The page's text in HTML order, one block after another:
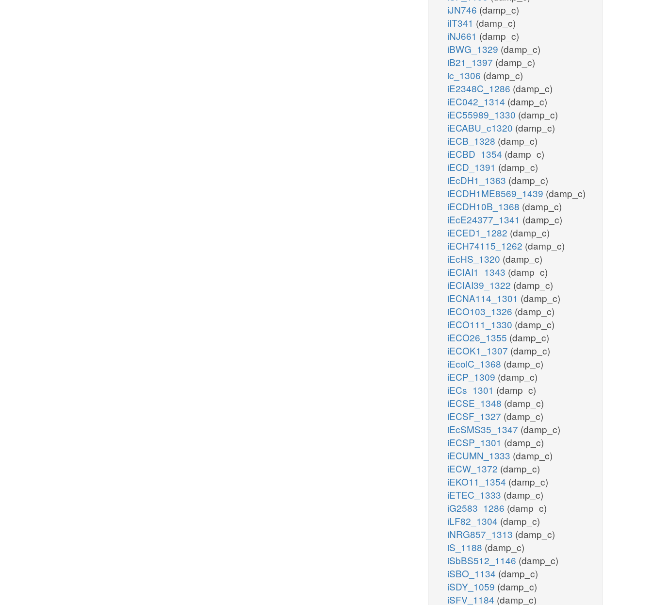
iJN746 (damp_c)
iIT341 (damp_c)
iNJ661 (damp_c)
iBWG_1329 (damp_c)
iB21_1397 (damp_c)
ic_1306 (damp_c)
iE2348C_1286 (damp_c)
iEC042_1314 (damp_c)
iEC55989_1330 (damp_c)
iECABU_c1320 (damp_c)
iECB_1328 (damp_c)
iECBD_1354 (damp_c)
iECD_1391 (damp_c)
iEcDH1_1363 (damp_c)
iECDH1ME8569_1439 (damp_c)
iECDH10B_1368 (damp_c)
iEcE24377_1341 (damp_c)
iECED1_1282 (damp_c)
iECH74115_1262 (damp_c)
iEcHS_1320 (damp_c)
iECIAI1_1343 (damp_c)
iECIAI39_1322 (damp_c)
iECNA114_1301 (damp_c)
iECO103_1326 (damp_c)
iECO111_1330 (damp_c)
iECO26_1355 (damp_c)
iECOK1_1307 (damp_c)
iEcolC_1368 (damp_c)
iECP_1309 (damp_c)
iECs_1301 (damp_c)
iECSE_1348 (damp_c)
iECSF_1327 (damp_c)
iEcSMS35_1347 (damp_c)
iECSP_1301 (damp_c)
iECUMN_1333 (damp_c)
iECW_1372 (damp_c)
iEKO11_1354 (damp_c)
iETEC_1333 (damp_c)
iG2583_1286 (damp_c)
iLF82_1304 (damp_c)
iNRG857_1313 (damp_c)
iS_1188 (damp_c)
iSbBS512_1146 (damp_c)
iSBO_1134 (damp_c)
iSDY_1059 (damp_c)
iSFV_1184 (damp_c)